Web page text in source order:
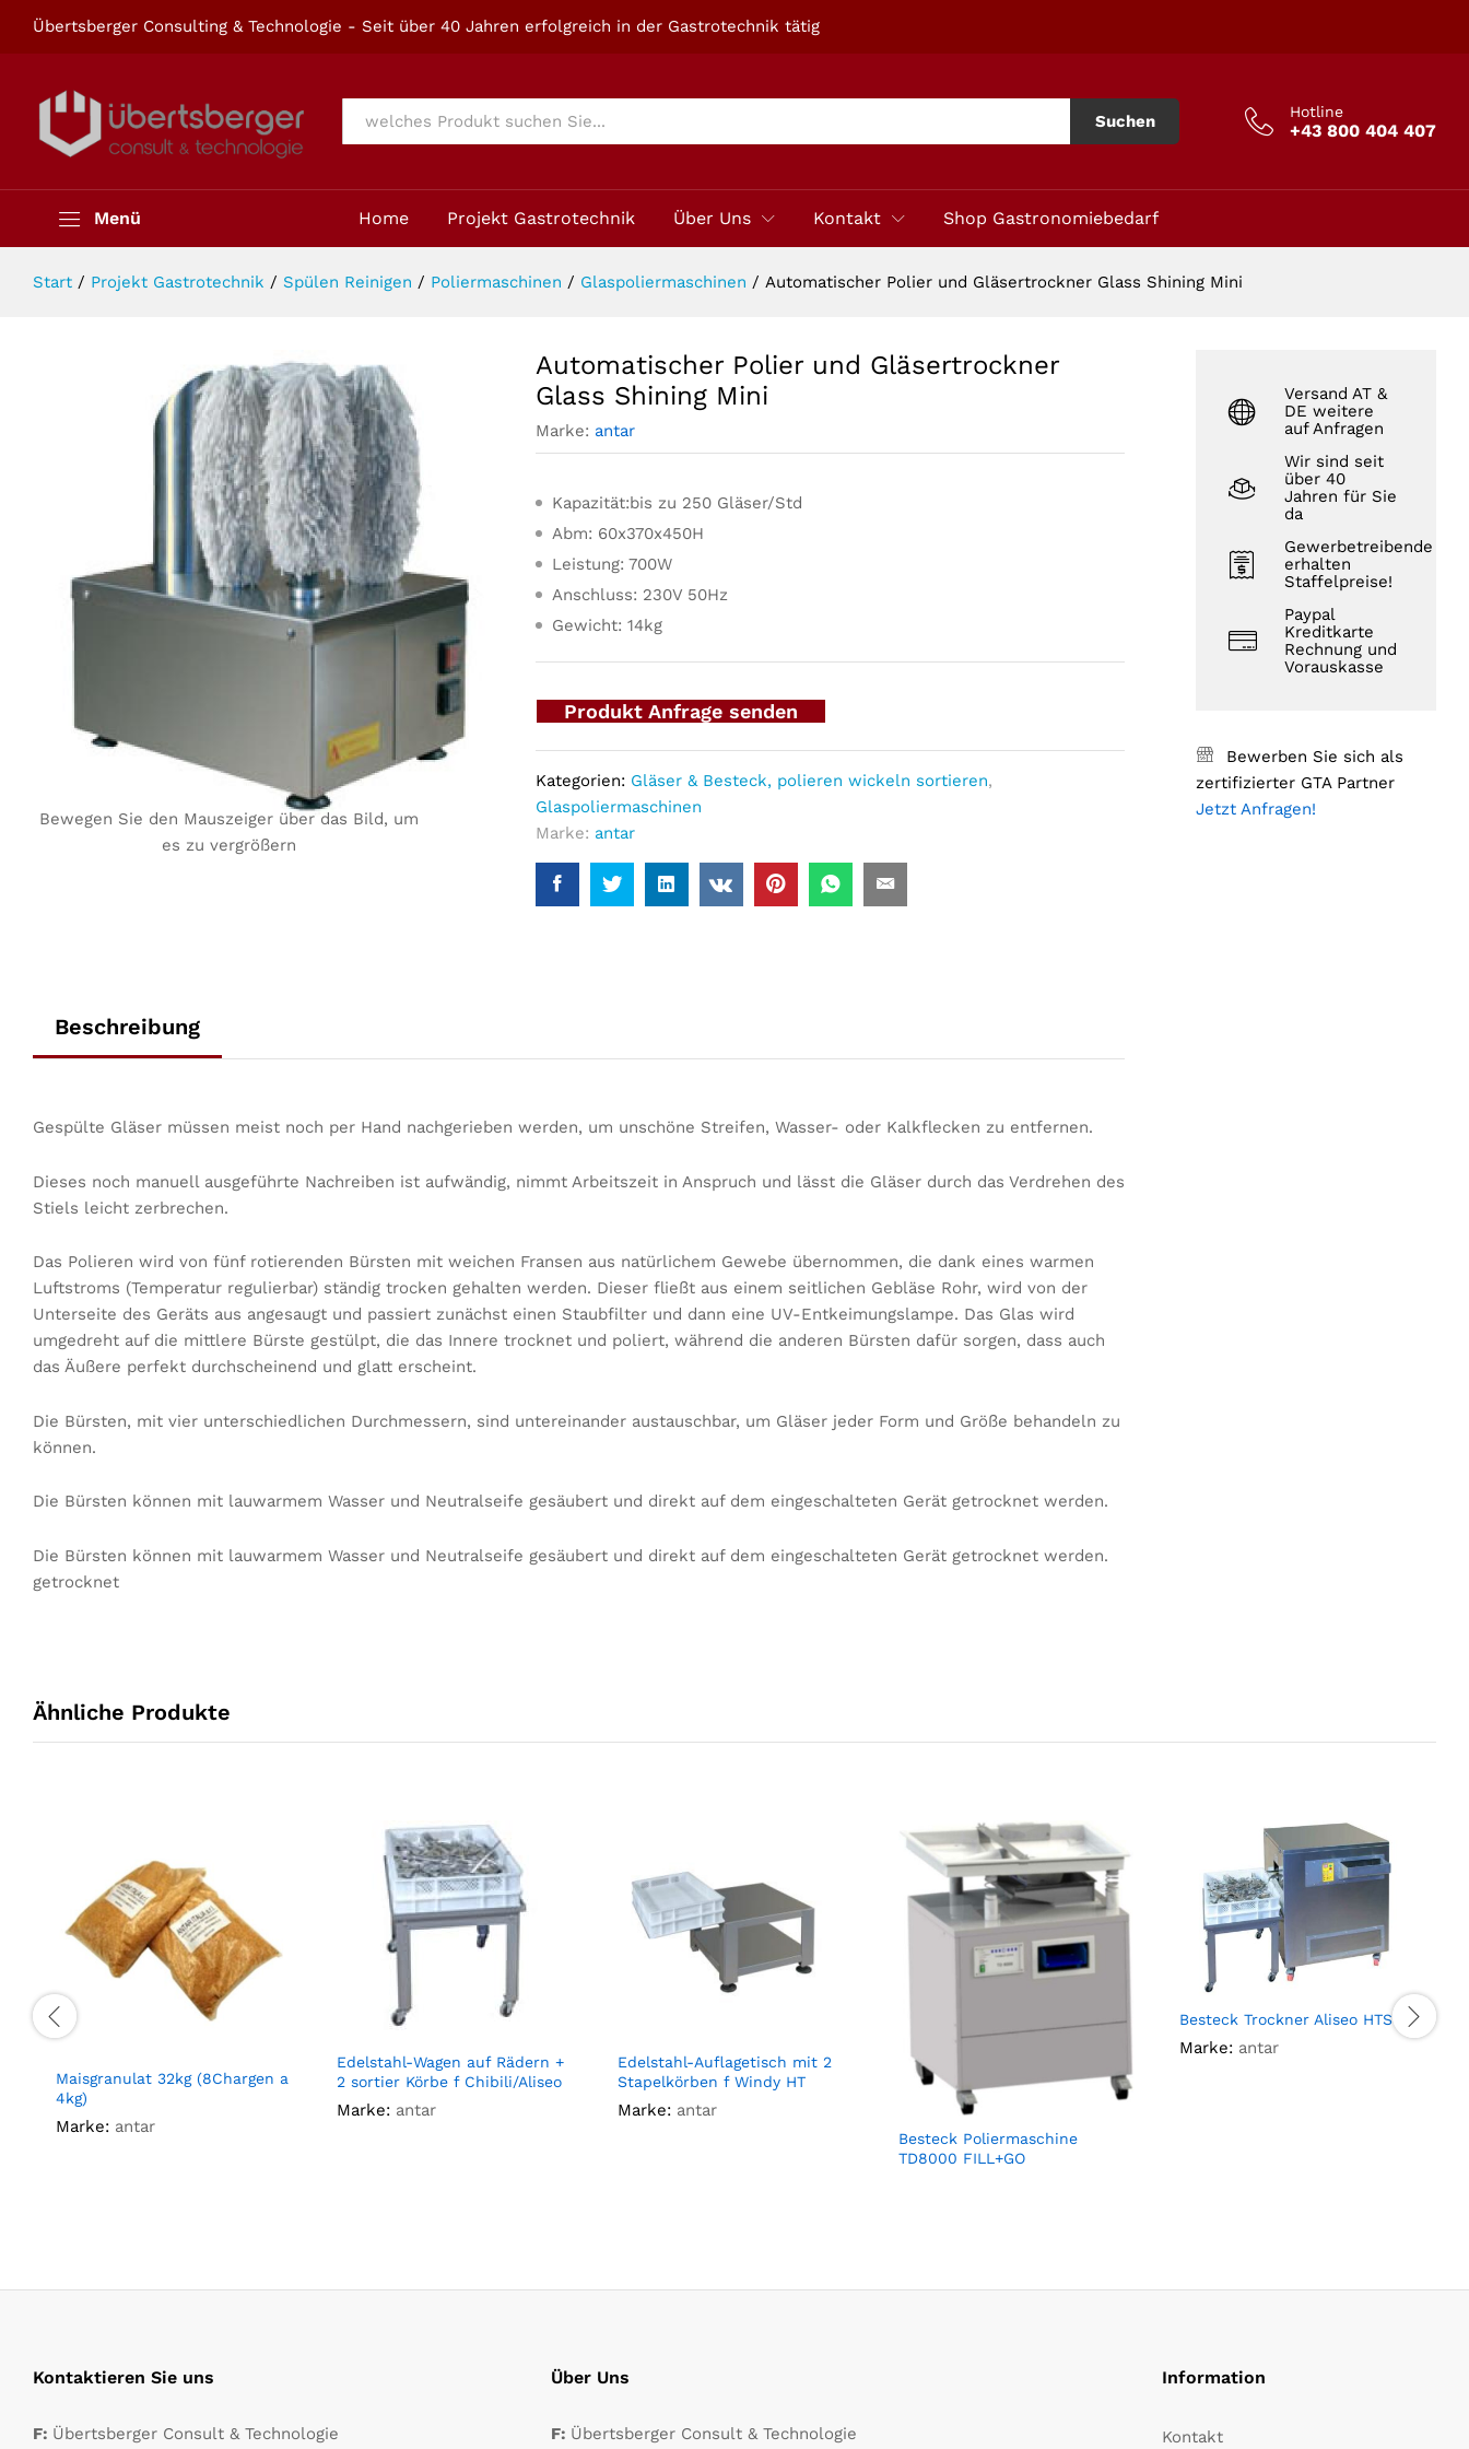
Übertsberger Consulting & Technologie - Seit über 40 Jahren erfolgreich in der Gastrotechnik tätig
Alle Suchen
Hotline
+43 800 404 407
Menü Home Projekt Gastrotechnik Über Uns Kontakt Shop Gastronomiebedarf
Start / Projekt Gastrotechnik / Spülen Reinigen / Poliermaschinen / Glaspoliermaschinen / Automatischer Polier und Gläsertrockner Glass Shining Mini
Bewegen Sie den Mauszeiger über das Bild, um
es zu vergrößern
Automatischer Polier und Gläsertrockner
Glass Shining Mini
Marke: antar
Kapazität:bis zu 250 Gläser/Std
Abm: 60x370x450H
Leistung: 700W
Anschluss: 230V 50Hz
Gewicht: 14kg
Produkt Anfrage senden
Kategorien: Gläser & Besteck, polieren wickeln sortieren,
Glaspoliermaschinen
Marke: antar
Beschreibung
Gespülte Gläser müssen meist noch per Hand nachgerieben werden, um unschöne Streifen, Wasser- oder Kalkflecken zu entfernen.
Dieses noch manuell ausgeführte Nachreiben ist aufwändig, nimmt Arbeitszeit in Anspruch und lässt die Gläser durch das Verdrehen des
Stiels leicht zerbrechen.
Das Polieren wird von fünf rotierenden Bürsten mit weichen Fransen aus natürlichem Gewebe übernommen, die dank eines warmen
Luftstroms (Temperatur regulierbar) ständig trocken gehalten werden. Dieser fließt aus einem seitlichen Gebläse Rohr, wird von der
Unterseite des Geräts aus angesaugt und passiert zunächst einen Staubfilter und dann eine UV-Entkeimungslampe. Das Glas wird
umgedreht auf die mittlere Bürste gestülpt, die das Innere trocknet und poliert, während die anderen Bürsten dafür sorgen, dass auch
das Äußere perfekt durchscheinend und glatt erscheint.
Die Bürsten, mit vier unterschiedlichen Durchmessern, sind untereinander austauschbar, um Gläser jeder Form und Größe behandeln zu
können.
Die Bürsten können mit lauwarmem Wasser und Neutralseife gesäubert und direkt auf dem eingeschalteten Gerät getrocknet werden.
Die Bürsten können mit lauwarmem Wasser und Neutralseife gesäubert und direkt auf dem eingeschalteten Gerät getrocknet werden.
getrocknet
Versand AT &
DE weitere
auf Anfragen
Wir sind seit
über 40
Jahren für Sie
da
Gewerbetreibende
erhalten
Staffelpreise!
Paypal
Kreditkarte
Rechnung und
Vorauskasse
Bewerben Sie sich als
zertifizierter GTA Partner
Jetzt Anfragen!
Ähnliche Produkte
Maisgranulat 32kg (8Chargen a
4kg)
Marke: antar
Edelstahl-Wagen auf Rädern +
2 sortier Körbe f Chibili/Aliseo
Marke: antar
Edelstahl-Auflagetisch mit 2
Stapelkörben f Windy HT
Marke: antar
Besteck Poliermaschine
TD8000 FILL+GO
Besteck Trockner Aliseo HTS
Marke: antar
Kontaktieren Sie uns
F: Übertsberger Consult & Technologie
Über Uns
F: Übertsberger Consult & Technologie
Information
Kontakt
Beschreibung